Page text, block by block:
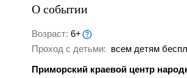
О событии
Возраст: 6+
Проход с детьми: всем детям
Приморский краевой центр